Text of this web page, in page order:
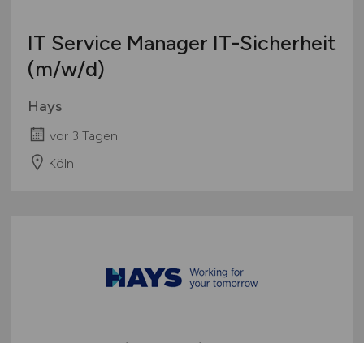
IT Service Manager IT-Sicherheit
(m/w/d)
Hays
vor 3 Tagen
Köln